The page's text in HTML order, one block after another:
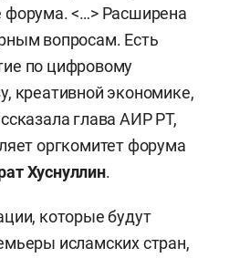
форума. <…> Расширена
вопросам. Есть
по цифровому
креативной экономике,
глава АИР РТ,
оргкомитет форума
Хуснуллин.
которые будут
исламских стран,